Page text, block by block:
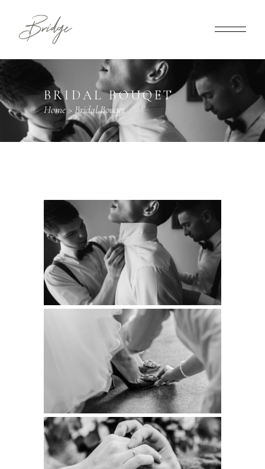
BRIDAL BOUQET
Home> Bridal Bouqet